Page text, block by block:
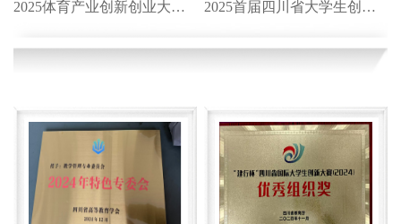
2025体育产业创新创业大赛银... 2025首届四川省大学生创新年...